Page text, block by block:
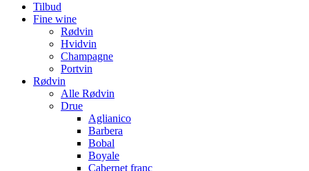
Tilbud
Fine wine
Rødvin
Hvidvin
Champagne
Portvin
Rødvin
Alle Rødvin
Drue
Aglianico
Barbera
Bobal
Boyale
Cabernet franc